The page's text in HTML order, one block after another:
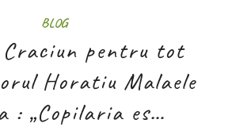
BLOG
pentru tot
Horatiu Malaele
: „Copilaria es…